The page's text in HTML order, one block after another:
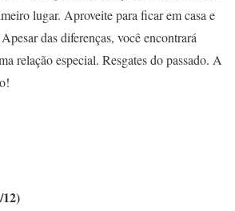
lugar. Aproveite para ficar em casa e
das diferenças, você encontrará
relação especial. Resgates do passado. A